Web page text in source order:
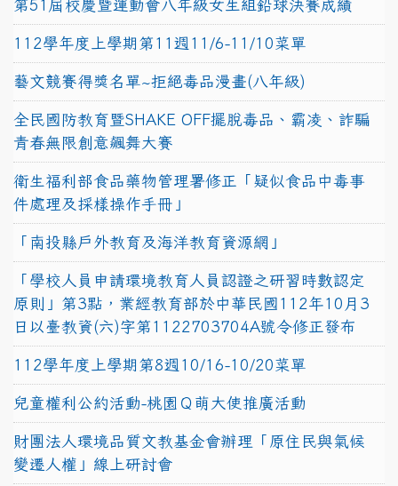
第51屆校慶暨運動會八年級女生組鉛球決賽成績
112學年度上學期第11週11/6-11/10菜單
藝文競賽得獎名單~拒絕毒品漫畫(八年級)
全民國防教育暨SHAKE OFF擺脫毒品、霸凌、詐騙
青春無限創意飆舞大賽
衛生福利部食品藥物管理署修正「疑似食品中毒事
件處理及採樣操作手冊」
「南投縣戶外教育及海洋教育資源網」
「學校人員申請環境教育人員認證之研習時數認定
原則」第3點，業經教育部於中華民國112年10月3
日以臺教資(六)字第1122703704A號令修正發布
112學年度上學期第8週10/16-10/20菜單
兒童權利公約活動-桃園Ｑ萌大使推廣活動
財團法人環境品質文教基金會辦理「原住民與氣候
變遷人權」線上研討會